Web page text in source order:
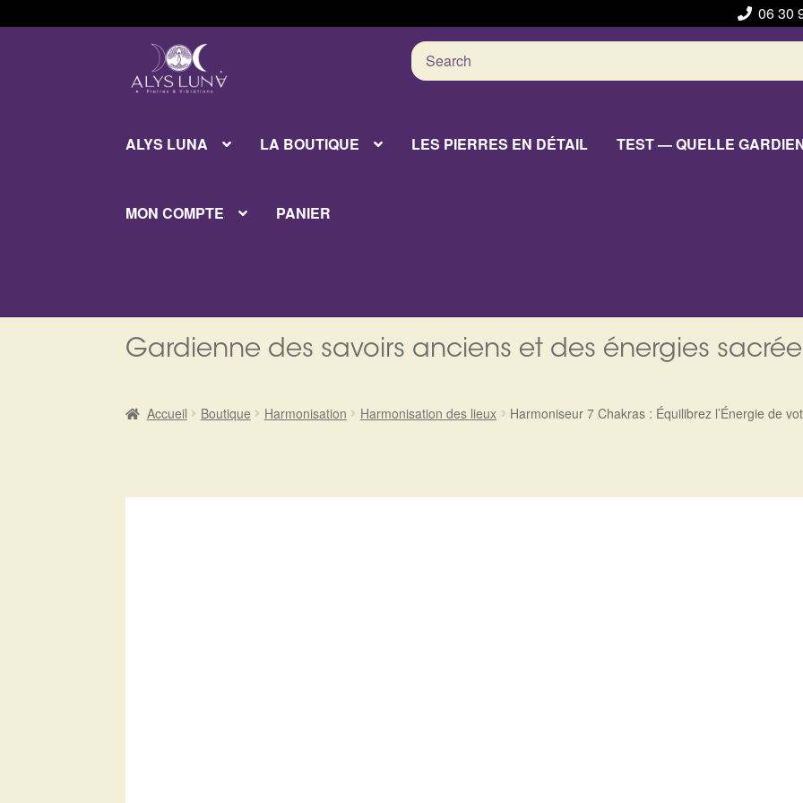
06 30
Aller
la
Aller
au
contenu
Search
for:
ALYS LUNA LA BOUTIQUE LES PIERRES EN DÉTAIL TEST — QUELLE
MON COMPTE PANIER
Gardienne des savoirs anciens et des énergies
Accueil Boutique Harmonisation Harmonisation des lieux Harmoniseur 7 Chakras : Équilibrez l’Énergie de